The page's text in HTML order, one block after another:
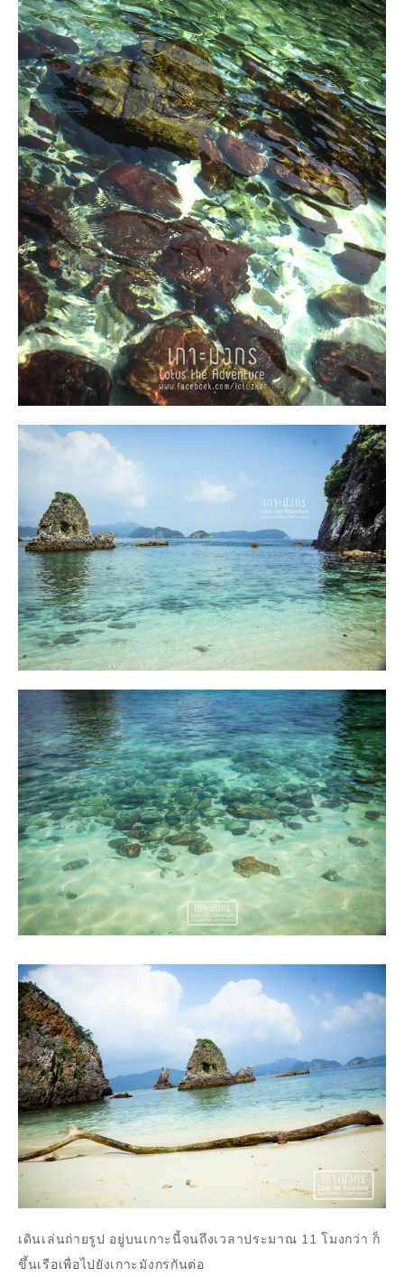
เดินเล่นถ่ายรูป อยู่บนเกาะนี้จนถึงเวลาประมาณ 11 โมงกว่า ก็
ขึ้นเรือเพื่อไปยังเกาะมังกรกันต่อ